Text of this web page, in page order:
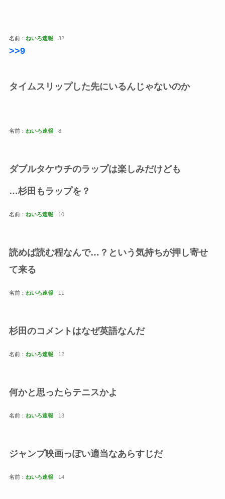
名前： ねいろ速報 32
>>9
タイムスリップした先にいるんじゃないのか
名前： ねいろ速報 8
ダブルタケウチのラップは楽しみだけども
…杉田もラップを？
名前： ねいろ速報 10
読めば読む程なんで…？という気持ちが押し寄せ
て来る
名前： ねいろ速報 11
杉田のコメントはなぜ英語なんだ
名前： ねいろ速報 12
何かと思ったらテニスかよ
名前： ねいろ速報 13
ジャンプ映画っぽい適当なあらすじだ
名前： ねいろ速報 14